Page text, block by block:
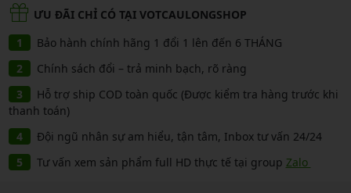
ƯU ĐÃI CHỈ CÓ TẠI VOTCAULONGSHOP
Bảo hành chính hãng 1 đổi 1 lên đến 6 THÁNG
Chính sách đổi – trả minh bạch, rõ ràng
Hỗ trợ ship COD toàn quốc (Được kiểm tra hàng trước khi
thanh toán)
Đội ngũ nhân sự am hiểu, tận tâm, Inbox tư vấn 24/24
Tư vấn xem sản phẩm full HD thực tế tại group Zalo